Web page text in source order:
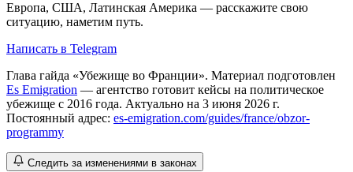
Европа, США, Латинская Америка — расскажите свою
ситуацию, наметим путь.
Написать в Telegram
Глава гайда «Убежище во Франции». Материал подготовлен
Es Emigration — агентство готовит кейсы на политическое
убежище с 2016 года. Актуально на 3 июня 2026 г.
Постоянный адрес: es-emigration.com/guides/france/obzor-
programmy
Следить за изменениями в законах